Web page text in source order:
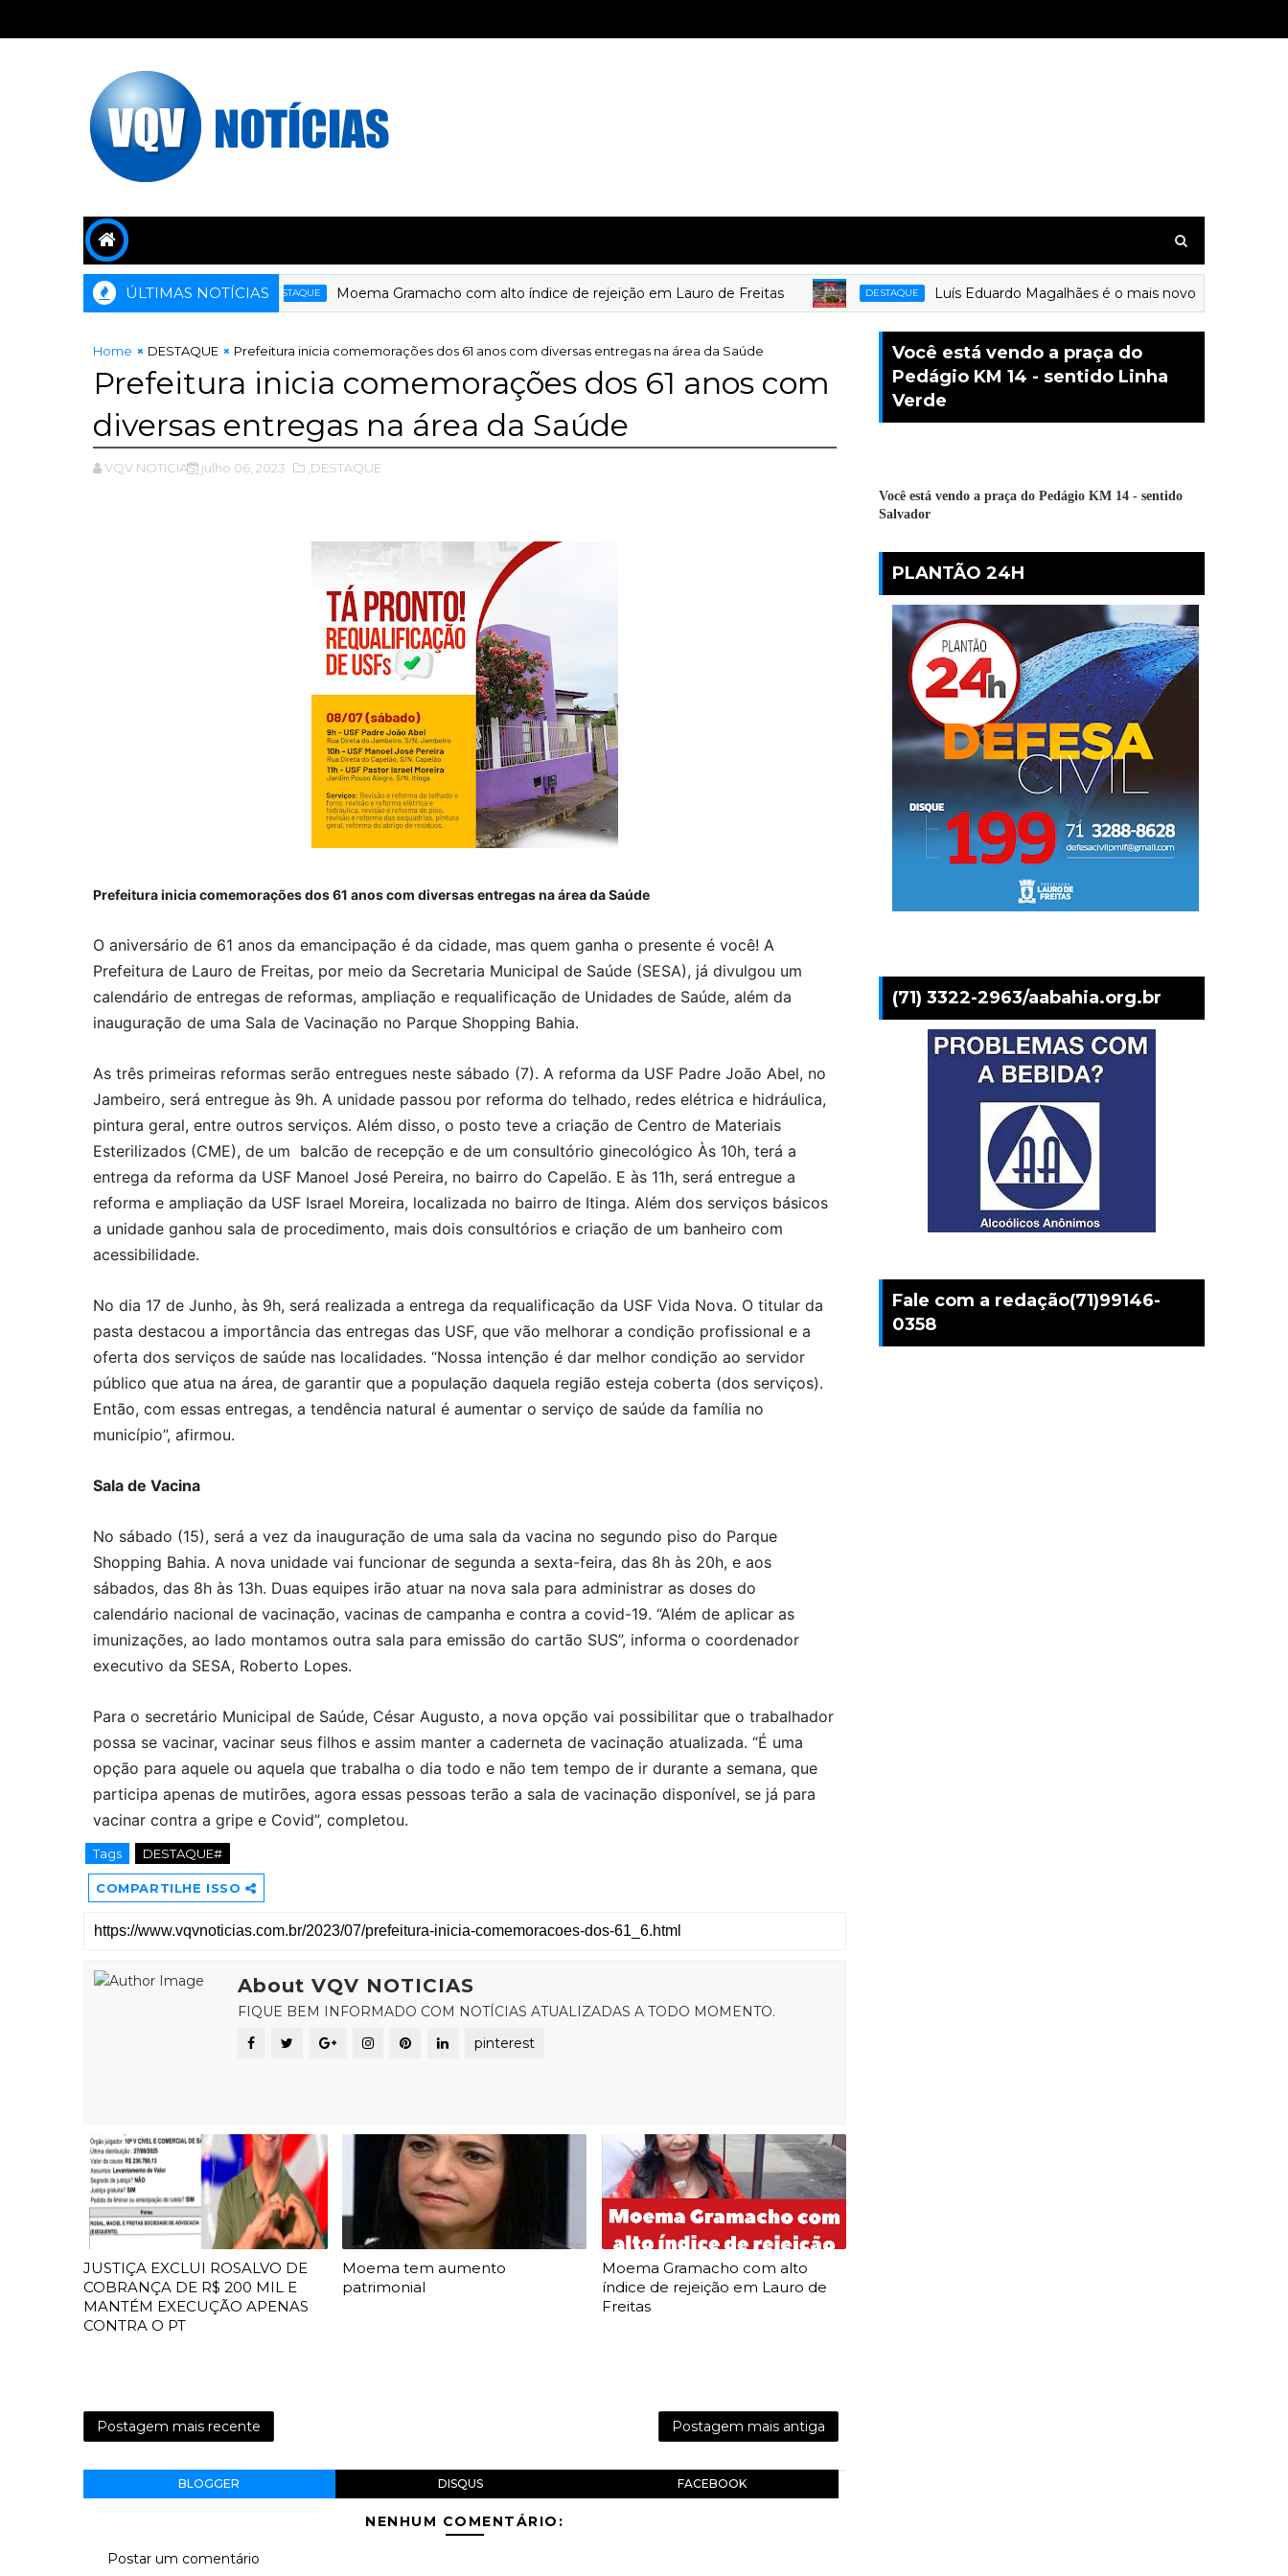
ÚLTIMAS NOTÍCIAS
DESTAQUE Moema Gramacho com alto índice de rejeição em Lauro de Freitas DESTAQUE Luís Eduardo Magalhães é o mais novo município a
Home DESTAQUE Prefeitura inicia comemorações dos 61 anos com diversas entregas na área da Saúde
Prefeitura inicia comemorações dos 61 anos com
diversas entregas na área da Saúde
VQV NOTICIAS julho 06, 2023 ,DESTAQUE
Prefeitura inicia comemorações dos 61 anos com diversas entregas na área da Saúde
O aniversário de 61 anos da emancipação é da cidade, mas quem ganha o presente é você! A
Prefeitura de Lauro de Freitas, por meio da Secretaria Municipal de Saúde (SESA), já divulgou um
calendário de entregas de reformas, ampliação e requalificação de Unidades de Saúde, além da
inauguração de uma Sala de Vacinação no Parque Shopping Bahia.
As três primeiras reformas serão entregues neste sábado (7). A reforma da USF Padre João Abel, no
Jambeiro, será entregue às 9h. A unidade passou por reforma do telhado, redes elétrica e hidráulica,
pintura geral, entre outros serviços. Além disso, o posto teve a criação de Centro de Materiais
Esterilizados (CME), de um balcão de recepção e de um consultório ginecológico Às 10h, terá a
entrega da reforma da USF Manoel José Pereira, no bairro do Capelão. E às 11h, será entregue a
reforma e ampliação da USF Israel Moreira, localizada no bairro de Itinga. Além dos serviços básicos
a unidade ganhou sala de procedimento, mais dois consultórios e criação de um banheiro com
acessibilidade.
No dia 17 de Junho, às 9h, será realizada a entrega da requalificação da USF Vida Nova. O titular da
pasta destacou a importância das entregas das USF, que vão melhorar a condição profissional e a
oferta dos serviços de saúde nas localidades. “Nossa intenção é dar melhor condição ao servidor
público que atua na área, de garantir que a população daquela região esteja coberta (dos serviços).
Então, com essas entregas, a tendência natural é aumentar o serviço de saúde da família no
município”, afirmou.
Sala de Vacina
No sábado (15), será a vez da inauguração de uma sala da vacina no segundo piso do Parque
Shopping Bahia. A nova unidade vai funcionar de segunda a sexta-feira, das 8h às 20h, e aos
sábados, das 8h às 13h. Duas equipes irão atuar na nova sala para administrar as doses do
calendário nacional de vacinação, vacinas de campanha e contra a covid-19. “Além de aplicar as
imunizações, ao lado montamos outra sala para emissão do cartão SUS”, informa o coordenador
executivo da SESA, Roberto Lopes.
Para o secretário Municipal de Saúde, César Augusto, a nova opção vai possibilitar que o trabalhador
possa se vacinar, vacinar seus filhos e assim manter a caderneta de vacinação atualizada. “É uma
opção para aquele ou aquela que trabalha o dia todo e não tem tempo de ir durante a semana, que
participa apenas de mutirões, agora essas pessoas terão a sala de vacinação disponível, se já para
vacinar contra a gripe e Covid”, completou.
Tags DESTAQUE#
COMPARTILHE ISSO
About VQV NOTICIAS
FIQUE BEM INFORMADO COM NOTÍCIAS ATUALIZADAS A TODO MOMENTO.
pinterest
JUSTIÇA EXCLUI ROSALVO DE
COBRANÇA DE R$ 200 MIL E
MANTÉM EXECUÇÃO APENAS
CONTRA O PT
Moema tem aumento
patrimonial
Moema Gramacho com alto
índice de rejeição em Lauro de
Freitas
Postagem mais recente Postagem mais antiga
BLOGGER DISQUS FACEBOOK
NENHUM COMENTÁRIO:
Postar um comentário
Você está vendo a praça do
Pedágio KM 14 - sentido Linha
Verde
Você está vendo a praça do Pedágio KM 14 - sentido
Salvador
PLANTÃO 24H
(71) 3322-2963/aabahia.org.br
Fale com a redação(71)99146-
0358